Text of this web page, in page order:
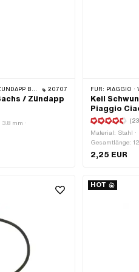
· ZÜNDAPP 20707
/ Zündapp
mm ·
FÜR: PIAGGIO ·
Keil
Piaggio
Material: Stahl ·
Gesamtlänge:
2,25 EUR
HOT